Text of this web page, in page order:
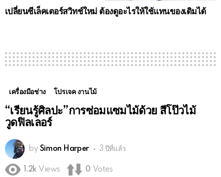
เปลี่ยนซีเล็คเตอร์สวิทช์ใหม่ ต้องดูอะไรให้ใช้แทนของเดิมได้
เครื่องมือช่าง โปรเจค งานไม้
“เรียนรู้ศิลปะ”การซ่อมแซมไม้ด้วย สีโป๊วไม้
วูดฟิลเลอร์
by Simon Harper 3 ปีที่แล้ว
1.2k Views 0 Votes